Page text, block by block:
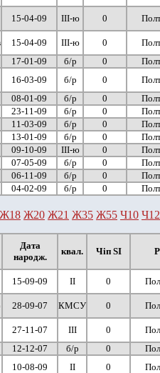
15-04-09 ІІІ-ю 0
15-04-09 ІІІ-ю 0
17-01-09 б/р 0
16-03-09 б/р 0
08-01-09 б/р 0
23-11-09 б/р 0
11-03-09 б/р 0
13-01-09 б/р 0
09-10-09 ІІІ-ю 0
07-05-09 б/р 0
06-11-09 б/р 0
04-02-09 б/р 0
Ж18 Ж20 Ж21 Ж35 Ж55 Ч10 Ч12
Дата
народж.
квал. Чіп SI
15-09-09 ІІ 0
28-09-07 КМСУ 0
27-11-07 ІІІ 0
12-12-07 б/р 0
10-08-09 ІІ 0